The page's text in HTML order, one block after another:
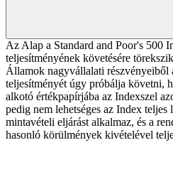
Az Alap a Standard and Poor's 500
teljesítményének követésére
Államok nagyvállalati
teljesítményét úgy próbálja követni,
alkotó értékpapírjába az Indexszel
pedig nem lehetséges az Index teljes
mintavételi eljárást alkalmaz, és a
hasonló körülmények kivételével